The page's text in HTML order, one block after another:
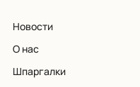
Новости
О нас
Шпаргалки